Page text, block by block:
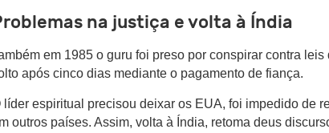
na justiça e volta à Índia
em 1985 o guru foi preso por conspirar contra
após cinco dias mediante o pagamento de fiança.
líder espiritual precisou deixar os EUA, foi impedido de
outros países. Assim, volta à Índia, retoma deus